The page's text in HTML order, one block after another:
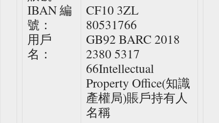
IBAN 編
號：
用戶
名：
CF10 3ZL
80531766
GB92 BARC 2018
2380 5317
66Intellectual
Property Office(知識
產權局)賬戶持有人
名稱